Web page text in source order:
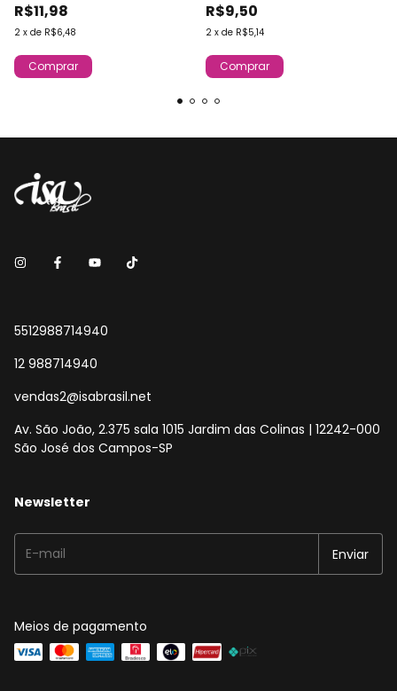
R$11,98
2 x de R$6,48
Comprar
R$9,50
2 x de R$5,14
5512988714940
12 988714940
vendas2@isabrasil.net
Av. São João, 2.375 sala 1015 Jardim das Colinas | 12242-000
São José dos Campos-SP
Newsletter
Meios de pagamento